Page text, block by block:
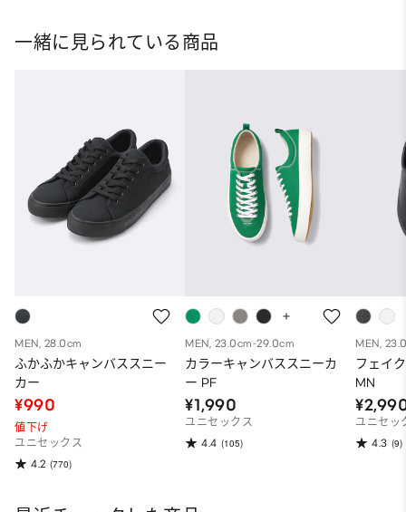
一緒に見られている商品
MEN, 28.0cm
ふかふかキャンバススニー
カー
¥990
値下げ
ユニセックス
4.2 (770)
MEN, 23.0cm-29.0cm
カラーキャンバススニーカ
ー PF
¥1,990
ユニセックス
4.4 (105)
MEN,
フェイ
MN
ユニセッ
4.3 (9)